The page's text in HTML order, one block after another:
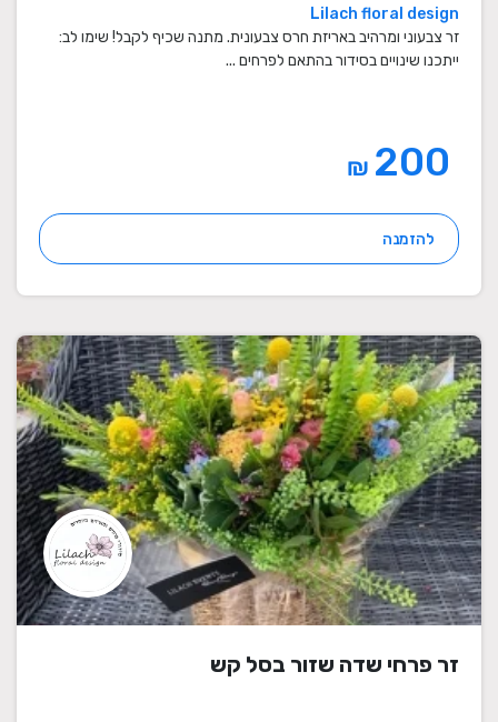
Lilach floral design
זר צבעוני ומרהיב באריזת חרס צבעונית. מתנה שכיף לקבל! שימו לב:
ייתכנו שינויים בסידור בהתאם לפרחים ...
₪
להזמנה
זר פרחי שדה שזור בסל קש